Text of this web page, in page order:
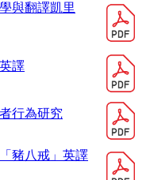
與翻譯凱里
譯
行為研究
豬八戒」英譯